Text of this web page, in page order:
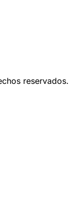
reservados.